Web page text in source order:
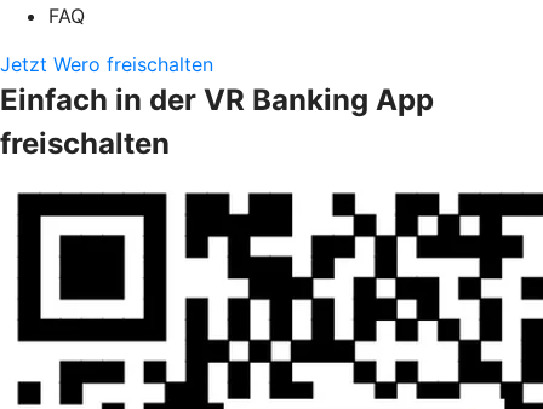
FAQ
Jetzt Wero freischalten
Einfach in der VR Banking App
freischalten